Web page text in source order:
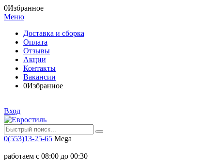
0Избранное
Меню
Доставка и сборка
Оплата
Отзывы
Акции
Контакты
Вакансии
0Избранное
Вход
0(553)13-25-65 Mega
работаем с 08:00 до 00:30